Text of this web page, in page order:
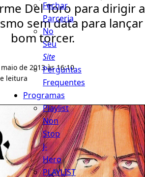
Fechar
Parceria
No
Seu
Site
Perguntas
Frequentes
Programas
Playlist
Non
Stop
J-
Hero
PLAYLIST
Del Toro para dirigir a
sem data para
bom torcer.
maio de 2013 às 16:10
leitura